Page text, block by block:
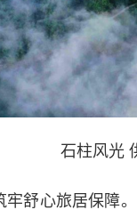
石柱风光
心旅居保障。